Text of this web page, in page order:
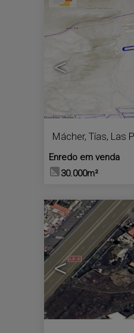
<
Mácher, Tías, Las
Enredo em venda
30.000m²
<